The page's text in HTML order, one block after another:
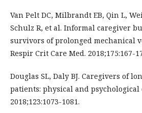
Van Pelt DC, Milbrandt EB, Qin L,
Schulz R, et al. Informal caregiver
survivors of prolonged mechanical
Respir Crit Care Med. 2018;175:167-
Douglas SL, Daly BJ. Caregivers of
patients: physical and psychological
2018;123:1073-1081.